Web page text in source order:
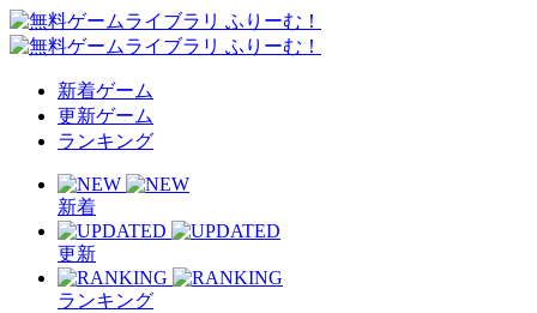
新着ゲーム
更新ゲーム
ランキング
新着
更新
ランキング